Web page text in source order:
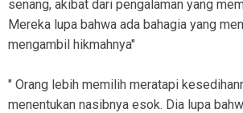
senang, akibat dari pengalaman yang
Mereka lupa bahwa ada bahagia yang
mengambil hikmahnya"
" Orang lebih memilih meratapi
menentukan nasibnya esok. Dia lupa